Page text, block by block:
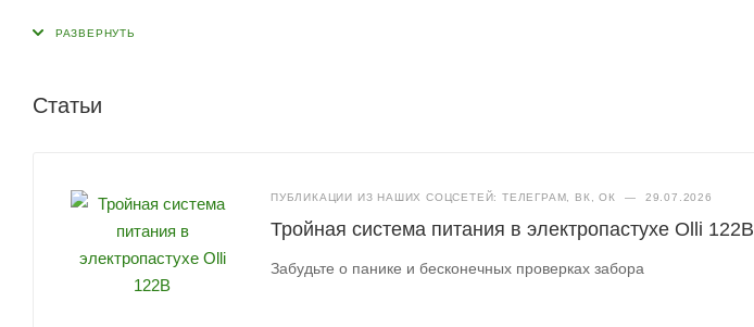
Статьи
ПУБЛИКАЦИИ ИЗ НАШИХ СОЦСЕТЕЙ: ТЕЛЕГРАМ, ВК, ОК — 29.07.2026
Тройная система питания в электропастухе Olli 122B
Забудьте о панике и бесконечных проверках забора